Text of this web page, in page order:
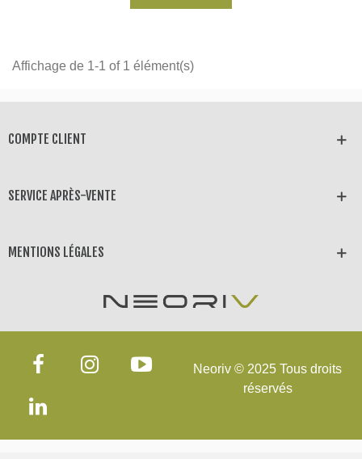
Affichage de 1-1 of 1 élément(s)
COMPTE CLIENT
SERVICE APRÈS-VENTE
MENTIONS LÉGALES
Neoriv © 2025 Tous droits
réservés